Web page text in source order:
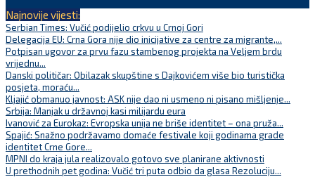
Najnovije vijesti:
Serbian Times: Vučić podijelio crkvu u Crnoj Gori
Delegacija EU: Crna Gora nije dio inicijative za centre za migrante,...
Potpisan ugovor za prvu fazu stambenog projekta na Veljem brdu
vrijednu...
Danski političar: Obilazak skupštine s Dajkovićem više bio turistička
posjeta, moraću...
Kljajić obmanuo javnost: ASK nije dao ni usmeno ni pisano mišljenje...
Srbija: Manjak u državnoj kasi milijardu eura
Ivanović za Eurokaz: Evropska unija ne briše identitet – ona pruža...
Spajić: Snažno podržavamo domaće festivale koji godinama grade
identitet Crne Gore...
MPNI do kraja jula realizovalo gotovo sve planirane aktivnosti
U prethodnih pet godina: Vučić tri puta odbio da glasa Rezoluciju...